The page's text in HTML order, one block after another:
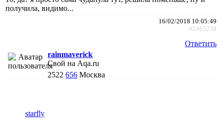
получила, видимо...
16/02/2018 10:05:49
#2465238
Ответить
rainmaverick
Свой на Aqa.ru
2522 656 Москва
starfly